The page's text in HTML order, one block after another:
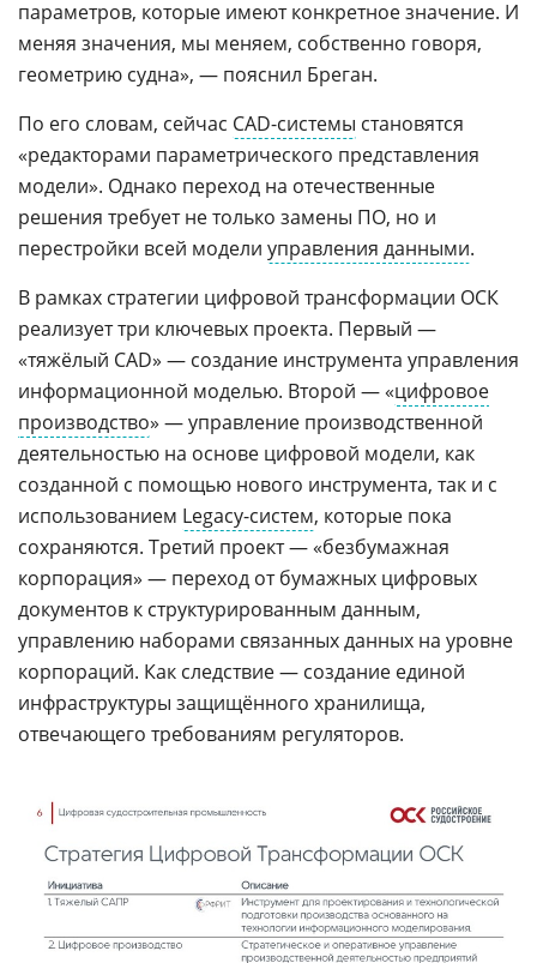
параметров, которые имеют конкретное значение. И
меняя значения, мы меняем, собственно говоря,
геометрию судна», — пояснил Бреган.
По его словам, сейчас CAD-системы становятся
«редакторами параметрического представления
модели». Однако переход на отечественные
решения требует не только замены ПО, но и
перестройки всей модели управления данными.
В рамках стратегии цифровой трансформации ОСК
реализует три ключевых проекта. Первый —
«тяжёлый CAD» — создание инструмента управления
информационной моделью. Второй — «цифровое
производство» — управление производственной
деятельностью на основе цифровой модели, как
созданной с помощью нового инструмента, так и с
использованием Legacy-систем, которые пока
сохраняются. Третий проект — «безбумажная
корпорация» — переход от бумажных цифровых
документов к структурированным данным,
управлению наборами связанных данных на уровне
корпораций. Как следствие — создание единой
инфраструктуры защищённого хранилища,
отвечающего требованиям регуляторов.